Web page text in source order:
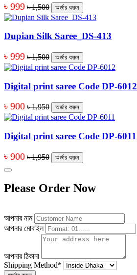
৳ 999 ৳ 1,500 অর্ডার করুন
Dupian Silk Saree_DS-413
৳ 999 ৳ 1,500 অর্ডার করুন
Digital print saree Code DP-6012
৳ 900 ৳ 1,950 অর্ডার করুন
Digital print saree Code DP-6011
৳ 900 ৳ 1,950 অর্ডার করুন
Please Order Now
আপনার নাম
আপনার মোবাইল
আপনার ঠিকানা
Shipping Method*